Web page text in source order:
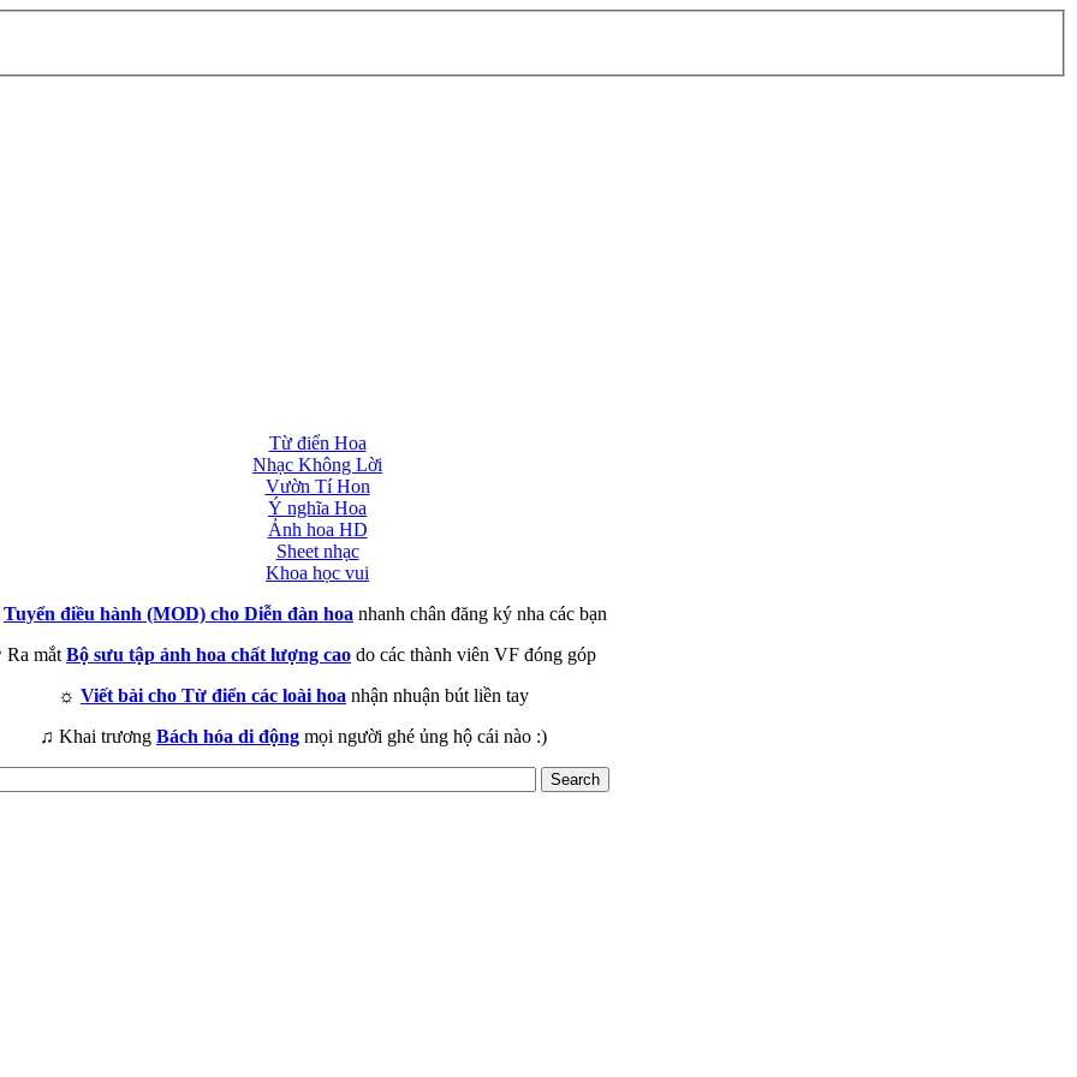
Từ điển Hoa
Nhạc Không Lời
Vườn Tí Hon
Ý nghĩa Hoa
Ảnh hoa HD
Sheet nhạc
Khoa học vui
Tuyển điều hành (MOD) cho Diễn đàn hoa nhanh chân đăng ký nha các bạn
Ra mắt Bộ sưu tập ảnh hoa chất lượng cao do các thành viên VF đóng góp
☼ Viết bài cho Từ điển các loài hoa nhận nhuận bút liền tay
♫ Khai trương Bách hóa di động mọi người ghé ủng hộ cái nào :)